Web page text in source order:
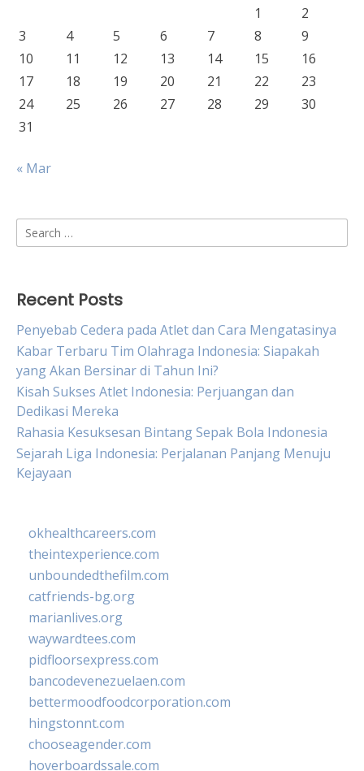
1
2
3
4 5 6 7 8
9
10
11 12 13 14 15
16
17
18 19 20 21 22
23
24
25 26 27 28 29
30
31
« Mar
Search
for:
Recent Posts
Penyebab Cedera pada Atlet dan Cara Mengatasinya
Kabar Terbaru Tim Olahraga Indonesia: Siapakah
yang Akan Bersinar di Tahun Ini?
Kisah Sukses Atlet Indonesia: Perjuangan dan
Dedikasi Mereka
Rahasia Kesuksesan Bintang Sepak Bola Indonesia
Sejarah Liga Indonesia: Perjalanan Panjang Menuju
Kejayaan
okhealthcareers.com
theintexperience.com
unboundedthefilm.com
catfriends-bg.org
marianlives.org
waywardtees.com
pidfloorsexpress.com
bancodevenezuelaen.com
bettermoodfoodcorporation.com
hingstonnt.com
chooseagender.com
hoverboardssale.com